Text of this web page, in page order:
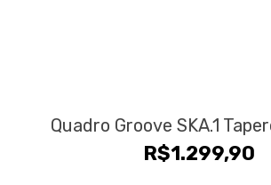
Quadro Groove SKA.1
R$1.299,90